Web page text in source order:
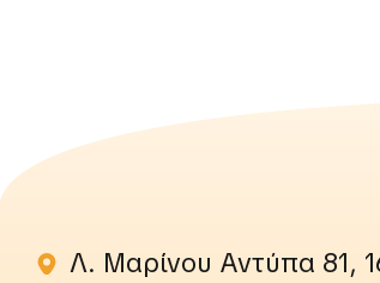
Λ. Μαρίνου Αντύπα 81,